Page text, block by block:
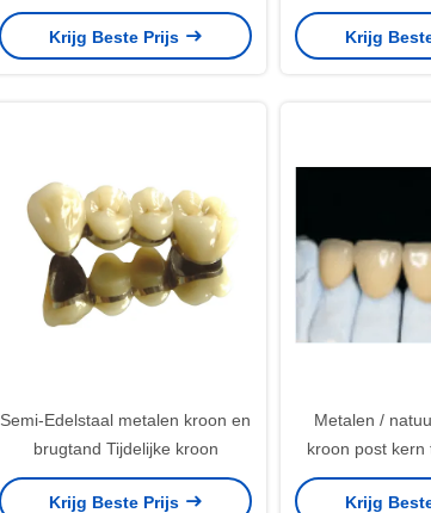
Krijg Beste Prijs Krijg
Semi-Edelstaal metalen kroon en
brugtand Tijdelijke kroon
Krijg Beste Prijs
Metalen /
kroon post kern
voor
Krijg